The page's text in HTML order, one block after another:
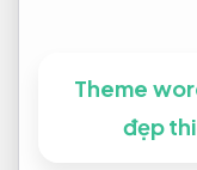
Theme
đẹp